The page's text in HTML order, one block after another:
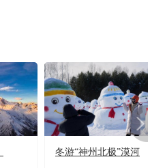
冬游“神州北极”漠河